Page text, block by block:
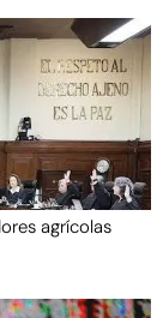
agrícolas